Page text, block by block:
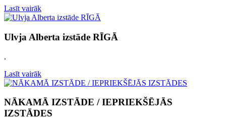
Lasīt vairāk
Ulvja Alberta izstāde RĪGĀ
.
Lasīt vairāk
NĀKAMĀ IZSTĀDE / IEPRIEKŠĒJĀS
IZSTĀDES